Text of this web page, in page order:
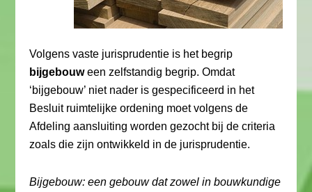
Volgens vaste jurisprudentie is het begrip
bijgebouween zelfstandig begrip. Omdat
‘bijgebouw’ niet nader is gespecificeerd in het
Besluit ruimtelijke ordening moet volgens de
Afdeling aansluiting worden gezocht bij de criteria
zoals die zijn ontwikkeld in de jurisprudentie.
Bijgebouw: een gebouw dat zowel in bouwkundige